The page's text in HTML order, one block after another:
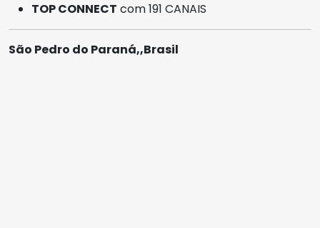
TOP CONNECT com 191 CANAIS
São Pedro do Paraná,,Brasil